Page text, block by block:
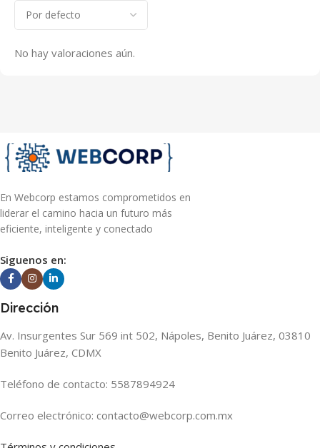
No hay valoraciones aún.
En Webcorp estamos comprometidos en
liderar el camino hacia un futuro más
eficiente, inteligente y conectado
Siguenos en:
Dirección
Av. Insurgentes Sur 569 int 502, Nápoles, Benito Juárez, 03810
Benito Juárez, CDMX
Teléfono de contacto: 5587894924
Correo electrónico: contacto@webcorp.com.mx